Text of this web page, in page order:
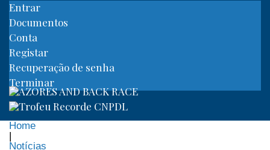
Entrar
Documentos
Conta
Registar
Recuperação de senha
Terminar
Home
|
Notícias